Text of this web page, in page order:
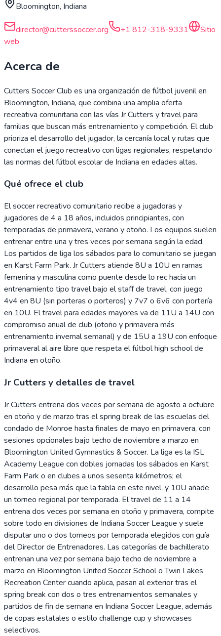
Bloomington, Indiana
director@cutterssoccer.org +1 812-318-9331
Sitio
web
Acerca de
Cutters Soccer Club es una organización de fútbol juvenil en
Bloomington, Indiana, que combina una amplia oferta
recreativa comunitaria con las vías Jr Cutters y travel para
familias que buscan más entrenamiento y competición. El club
prioriza el desarrollo del jugador, la cercanía local y rutas que
conectan el juego recreativo con ligas regionales, respetando
las normas del fútbol escolar de Indiana en edades altas.
Qué ofrece el club
El soccer recreativo comunitario recibe a jugadoras y
jugadores de 4 a 18 años, incluidos principiantes, con
temporadas de primavera, verano y otoño. Los equipos suelen
entrenar entre una y tres veces por semana según la edad.
Los partidos de liga los sábados para lo comunitario se juegan
en Karst Farm Park. Jr Cutters atiende 8U a 10U en ramas
femenina y masculina como puente desde lo rec hacia un
entrenamiento tipo travel bajo el staff de travel, con juego
4v4 en 8U (sin porteras o porteros) y 7v7 o 6v6 con portería
en 10U. El travel para edades mayores va de 11U a 14U con
compromiso anual de club (otoño y primavera más
entrenamiento invernal semanal) y de 15U a 19U con enfoque
primaveral al aire libre que respeta el fútbol high school de
Indiana en otoño.
Jr Cutters y detalles de travel
Jr Cutters entrena dos veces por semana de agosto a octubre
en otoño y de marzo tras el spring break de las escuelas del
condado de Monroe hasta finales de mayo en primavera, con
sesiones opcionales bajo techo de noviembre a marzo en
Bloomington United Gymnastics & Soccer. La liga es la ISL
Academy League con dobles jornadas los sábados en Karst
Farm Park o en clubes a unos sesenta kilómetros; el
desarrollo pesa más que la tabla en este nivel, y 10U añade
un torneo regional por temporada. El travel de 11 a 14
entrena dos veces por semana en otoño y primavera, compite
sobre todo en divisiones de Indiana Soccer League y suele
disputar uno o dos torneos por temporada elegidos con guía
del Director de Entrenadores. Las categorías de bachillerato
entrenan una vez por semana bajo techo de noviembre a
marzo en Bloomington United Soccer School o Twin Lakes
Recreation Center cuando aplica, pasan al exterior tras el
spring break con dos o tres entrenamientos semanales y
partidos de fin de semana en Indiana Soccer League, además
de copas estatales o estilo challenge cup y showcases
selectivos.